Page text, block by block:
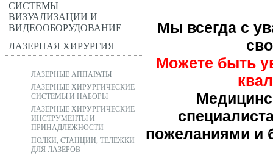
СИСТЕМЫ
ВИЗУАЛИЗАЦИИ И
ВИДЕООБОРУДОВАНИЕ
ЛАЗЕРНАЯ ХИРУРГИЯ
ЛАЗЕРНЫЕ АППАРАТЫ
ЛАЗЕРНЫЕ ХИРУРГИЧЕСКИЕ
СИСТЕМЫ И НАБОРЫ
ЛАЗЕРНЫЕ ХИРУРГИЧЕСКИЕ
ИНСТРУМЕНТЫ И
ПРИНАДЛЕЖНОСТИ
ПОЛКИ, СТАНЦИИ, ТЕЛЕЖКИ
ДЛЯ ЛАЗЕРОВ
Мы всегда с
Можете быть
пожеланиями и